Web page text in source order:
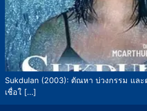
Sukdulan (2003): ตัณหา บ่วงกรรม และ
เชื่อใ […]